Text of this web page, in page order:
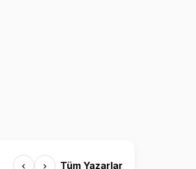
‹ › Tüm Yazarlar